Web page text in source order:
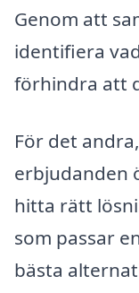
Genom att
identifiera
förhindra att
För det
erbjudanden
hitta rätt
som passar
bästa